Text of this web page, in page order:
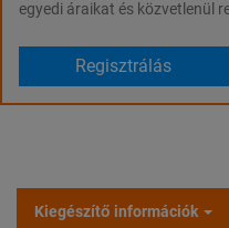
egyedi áraikat és közvetlenül
Regisztrálás
Kiegészítő információk